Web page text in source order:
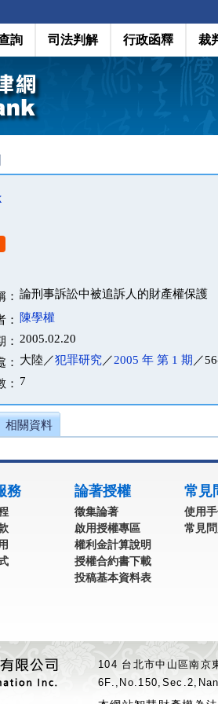
詢 司法判解 行政函釋 裁
： 論刑事訴訟中被追訴人的財產權保護
：
陳學權
： 2005.02.20
： 大陸／犯罪研究／2005 年 第 1 期 ／
7
相關資料
務 論著授權
徵集論著
啟用授權專區
權利金計算說明
授權合約書下載
投稿基本資料表
常見
使用
常見
104 台北市中山區南京